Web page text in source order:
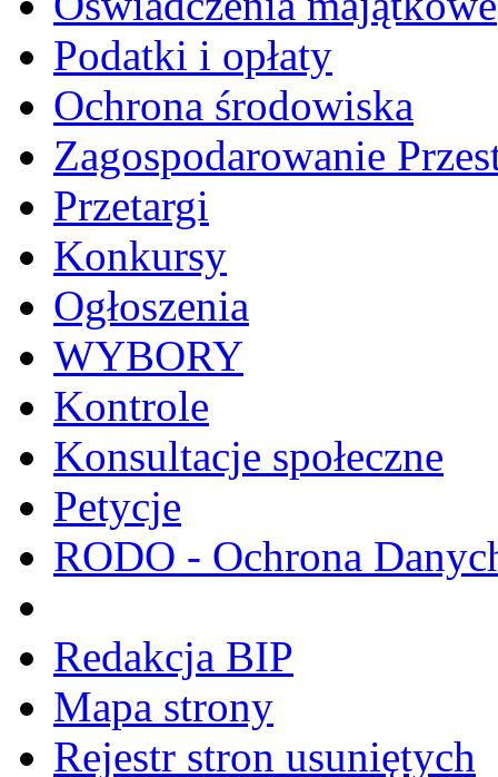
Podatki i opłaty
Ochrona środowiska
Zagospodarowanie
Przetargi
Konkursy
Ogłoszenia
WYBORY
Kontrole
Konsultacje społeczne
Petycje
RODO - Ochrona
Redakcja BIP
Mapa strony
Rejestr stron usuniętych